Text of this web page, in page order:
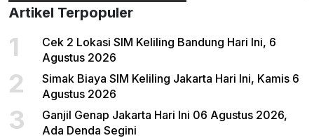
Artikel Terpopuler
1
Cek 2 Lokasi SIM Keliling Bandung Hari Ini, 6
Agustus 2026
2
Simak Biaya SIM Keliling Jakarta Hari Ini, Kamis 6
Agustus 2026
3
Ganjil Genap Jakarta Hari Ini 06 Agustus 2026,
Ada Denda Segini